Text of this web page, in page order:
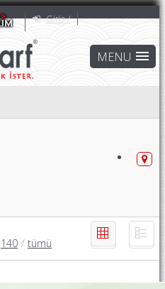
Giriş /
140 / tümü